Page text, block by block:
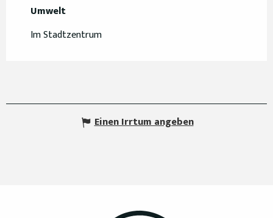
Umwelt
Umwelt
Im Stadtzentrum
Einen Irrtum angeben